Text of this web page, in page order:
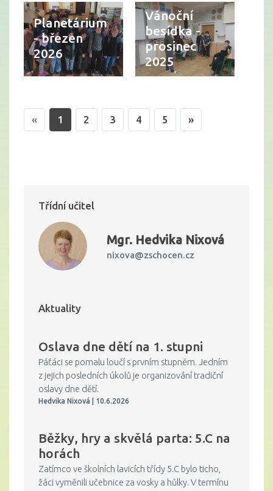
Planetárium
- březen
2026
Vánoční
besídka -
prosinec
2025
« 1 2 3 4 5 »
Třídní učitel
Mgr. Hedvika Nixová
nixova@zschocen.cz
Aktuality
Oslava dne dětí na 1. stupni
Páťáci se pomalu loučí s prvním stupněm. Jedním
z jejich posledních úkolů je organizování tradiční
oslavy dne dětí.
Hedvika Nixová | 10.6.2026
Běžky, hry a skvělá parta: 5.C na
horách
Zatímco ve školních lavicích třídy 5.C bylo ticho,
žáci vyměnili učebnice za vosky a hůlky. V termínu